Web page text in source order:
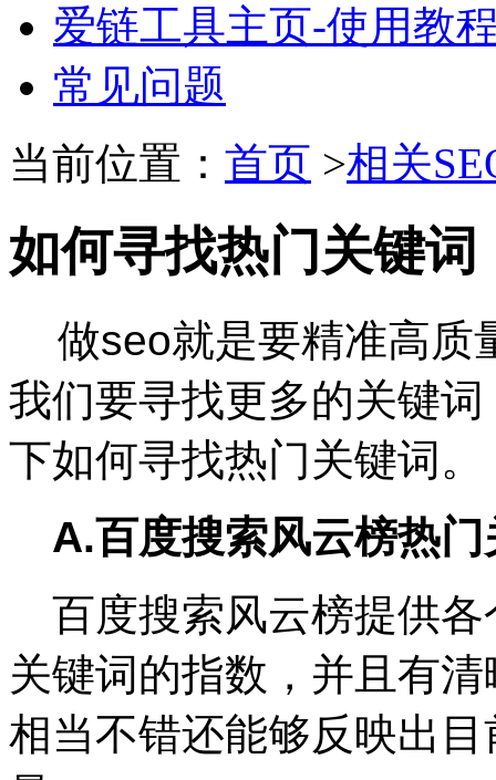
爱链工具主页-使用教
常见问题
当前位置： 首页 >相关
如何寻找热门关键词
做seo就是要精准高质
我们要寻找更多的关键
下如何寻找热门关键词。
A.百度搜索风云榜热
百度搜索风云榜提供
关键词的指数，并且有
相当不错还能够反映出